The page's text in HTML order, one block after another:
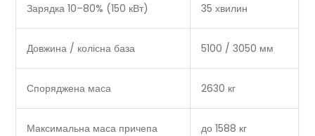
Зарядка 10–80% (150 кВт) 35 хвилин
Довжина / колісна база 5100 / 3050 мм
Споряджена маса 2630 кг
Максимальна маса причепа до 1588 кг